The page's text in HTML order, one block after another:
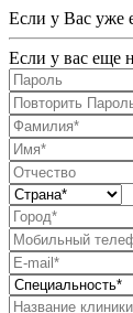
Если у Вас уже
Если у вас еще